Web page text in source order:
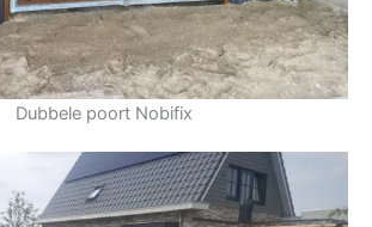
Dubbele poort Nobifix